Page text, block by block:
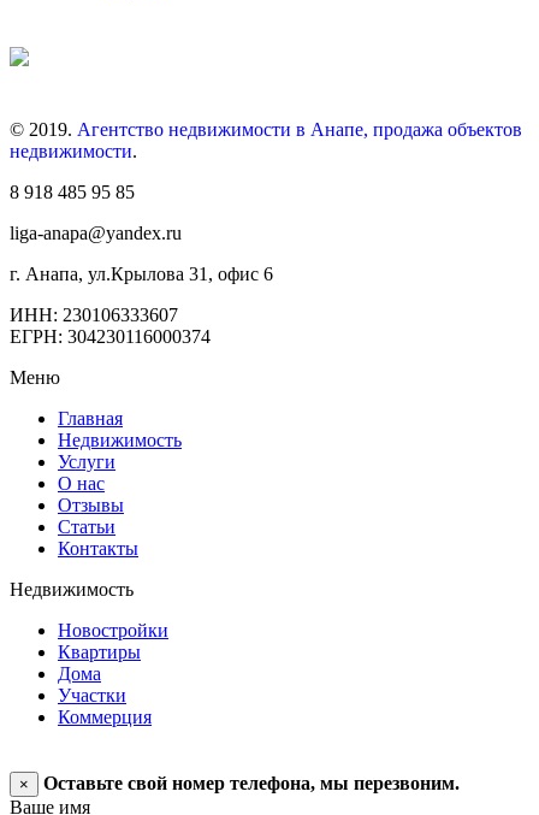
© 2019. Агентство недвижимости в Анапе, продажа объектов
недвижимости.
8 918 485 95 85
liga-anapa@yandex.ru
г. Анапа, ул.Крылова 31, офис 6
ИНН: 230106333607
ЕГРН: 304230116000374
Меню
Главная
Недвижимость
Услуги
О нас
Отзывы
Статьи
Контакты
Недвижимость
Новостройки
Квартиры
Дома
Участки
Коммерция
×
Оставьте свой номер телефона, мы перезвоним.
Ваше имя